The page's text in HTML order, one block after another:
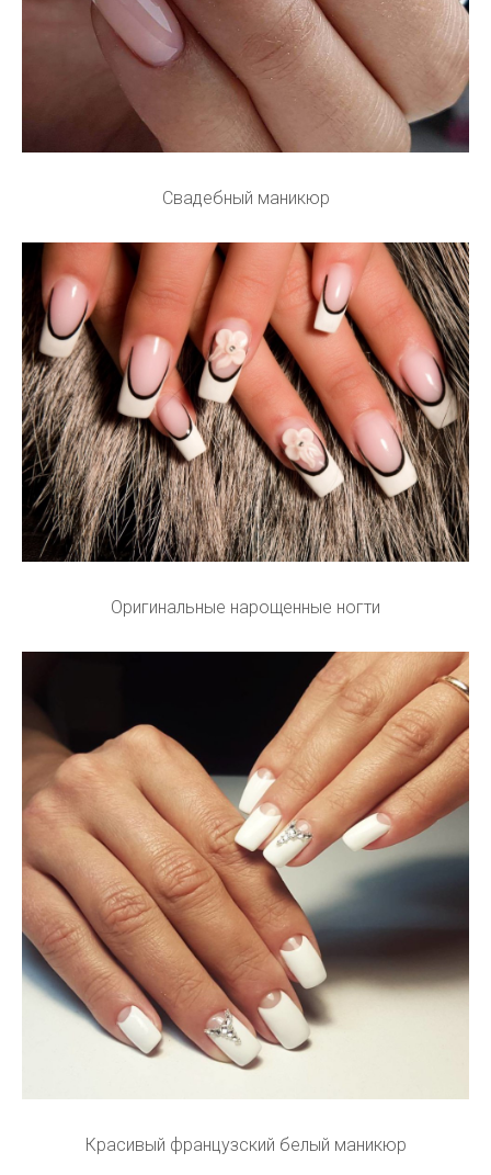
Свадебный маникюр
Оригинальные нарощенные ногти
Красивый французский белый маникюр